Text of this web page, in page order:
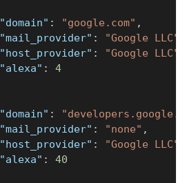
"domain" : "google.com" ,
"mail_provider" : "Google LLC"
"host_provider" : "Google LLC"
"alexa" :
4
"domain" :
"mail_provider" : "none" ,
"host_provider" : "Google LLC"
"alexa" :
40